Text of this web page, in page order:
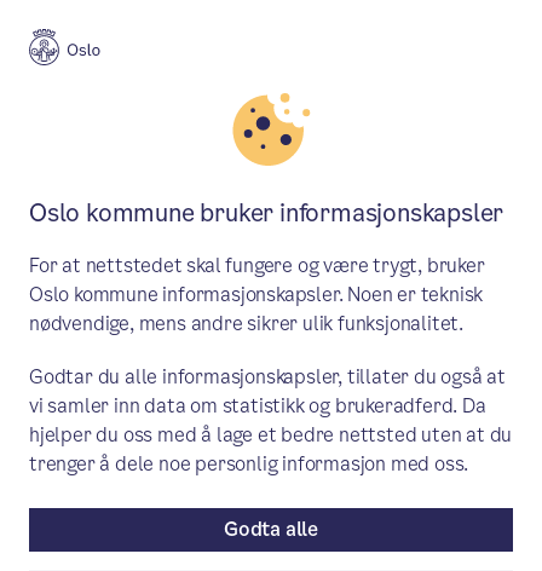
Bli med på omvisning i
besøkssenteret vårt!
Siden åpningen i januar i fjor har over
500 elever i Osloskolen besøkt
byggeplassen til det nye Tøyenbadet.
Tilbudet er for skoleelever på
ungdomstrinnet, og utvikles i samarbeid
med Osloskolen/Utdanningsetaten og
Oslo kommune bruker informasjonskapsler
For at nettstedet skal fungere og være trygt, bruker
Oslo kommune informasjonskapsler. Noen er teknisk
nødvendige, mens andre sikrer ulik funksjonalitet.
Godtar du alle informasjonskapsler, tillater du også at
vi samler inn data om statistikk og brukeradferd. Da
hjelper du oss med å lage et bedre nettsted uten at du
trenger å dele noe personlig informasjon med oss.
Godta alle